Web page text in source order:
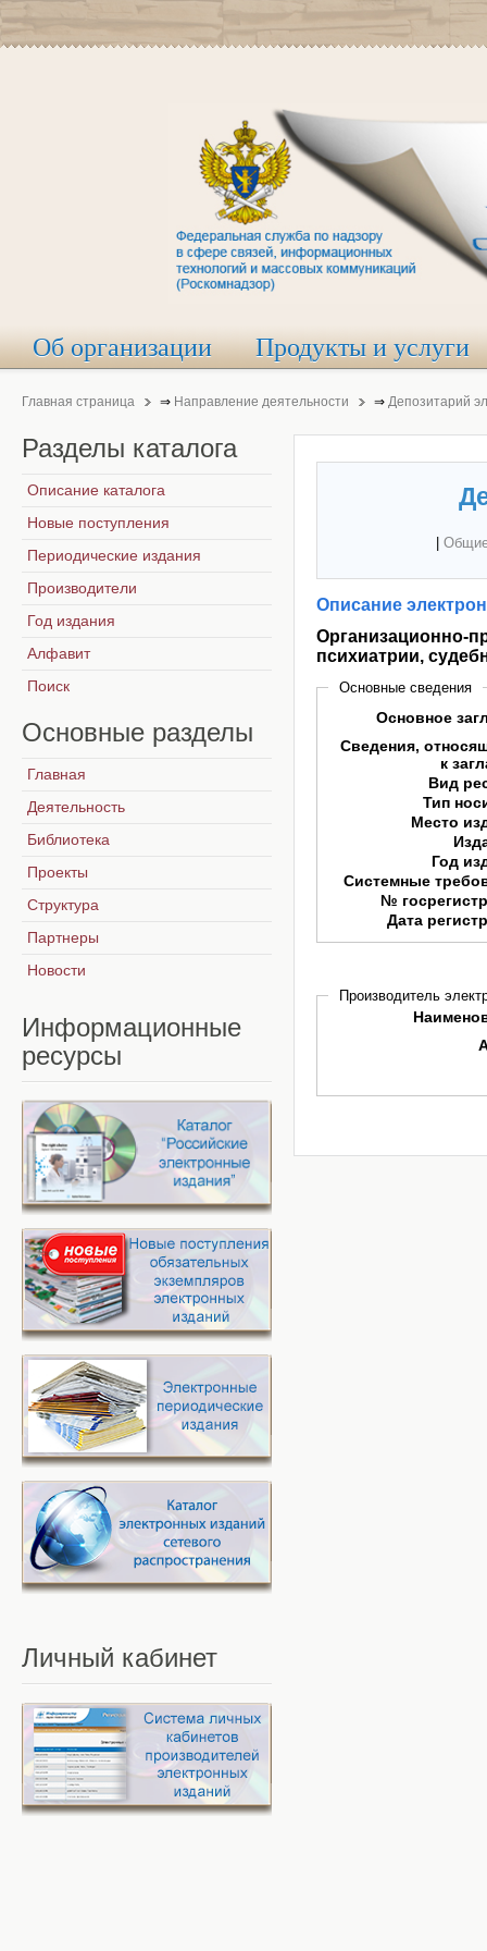
Об организации Продукты и услуги
Главная страница ⇒ Направление деятельности ⇒ Депозитарий
Описание
Организационно-
психиатрии,
Основные сведения
Основное
Сведения,
к
Вид
Тип
Место
Год
Системные
№
Дата
Производитель
Разделы каталога
Описание каталога
Новые поступления
Периодические издания
Производители
Год издания
Алфавит
Поиск
Основные разделы
Главная
Деятельность
Библиотека
Проекты
Структура
Партнеры
Новости
Информационные
ресурсы
Личный кабинет